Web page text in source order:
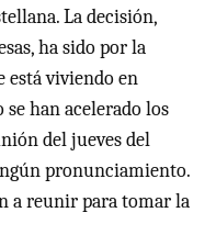
La decisión,
ha sido por la
viviendo en
han acelerado los
del jueves del
pronunciamiento.
a reunir para tomar la